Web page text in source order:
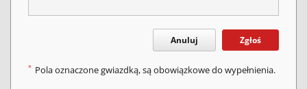
Anuluj Zgłoś
* Pola oznaczone gwiazdką, są obowiązkowe do wypełnienia.